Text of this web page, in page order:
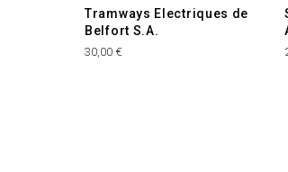
Tramways Electriques de
Belfort S.A.
Prix
30,00 €